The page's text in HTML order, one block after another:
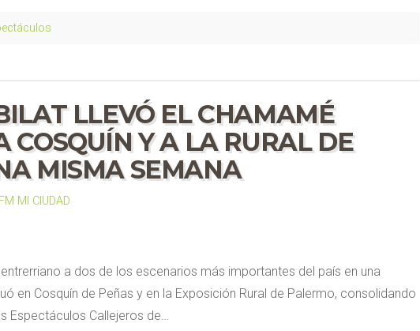
LLEVÓ EL CHAMAMÉ
COSQUÍN Y A LA RURAL DE
MISMA SEMANA
FM MI CIUDAD
a dos de los escenarios más importantes del país en una
en Cosquín de Peñas y en la Exposición Rural de Palermo, consolidando
Espectáculos Callejeros de…